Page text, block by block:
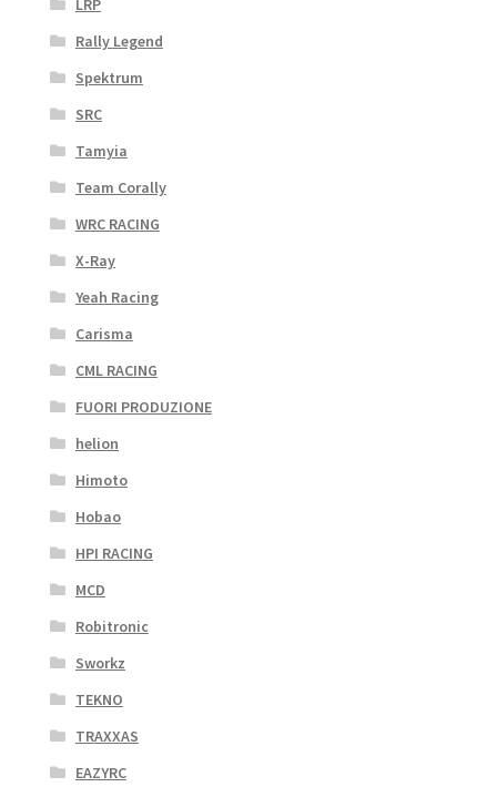
LRP
Rally Legend
Spektrum
SRC
Tamyia
Team Corally
WRC RACING
X-Ray
Yeah Racing
Carisma
CML RACING
FUORI PRODUZIONE
helion
Himoto
Hobao
HPI RACING
MCD
Robitronic
Sworkz
TEKNO
TRAXXAS
EAZYRC